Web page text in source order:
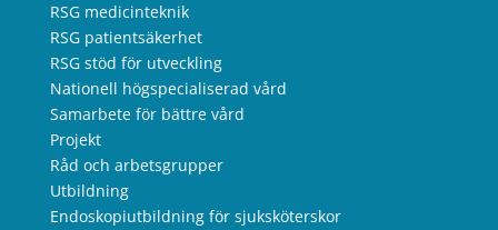
RSG medicinteknik
RSG patientsäkerhet
RSG stöd för utveckling
Nationell högspecialiserad vård
Samarbete för bättre vård
Projekt
Råd och arbetsgrupper
Utbildning
Endoskopiutbildning för sjuksköterskor